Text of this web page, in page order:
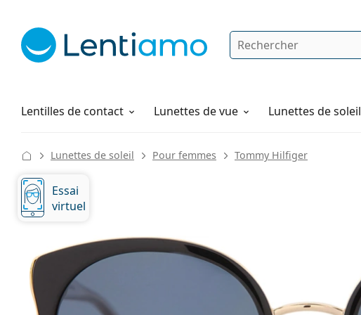
Rechercher
Lentilles de contact
Produits d'entretien Lunettes de vue Lunettes de soleil
Comment commander
Lunettes de soleil Pour femmes Tommy Hilfiger
Essai
virtuel